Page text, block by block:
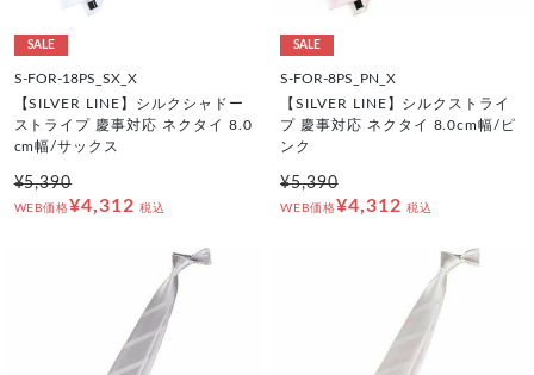
SALE
S-FOR-18PS_SX_X
【SILVER LINE】シルクシャドー
ストライプ 慶事対応 ネクタイ 8.0
cm幅/サックス
¥5,390
WEB価格¥4,312 税込
SALE
S-FOR-8PS_PN_X
【SILVER LINE】シルクストライ
プ 慶事対応 ネクタイ 8.0cm幅/ピ
ンク
¥5,390
WEB価格¥4,312 税込